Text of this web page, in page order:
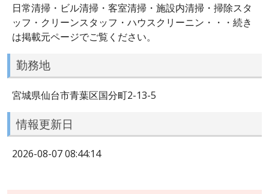
日常清掃・ビル清掃・客室清掃・施設内清掃・掃除スタ
ッフ・クリーンスタッフ・ハウスクリーニン・・・続き
は掲載元ページでご覧ください。
勤務地
宮城県仙台市青葉区国分町2-13-5
情報更新日
2026-08-07 08:44:14